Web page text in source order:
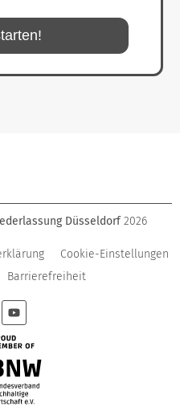
Düsseldorf 2026
Cookie-Einstellungen
Barrierefreiheit